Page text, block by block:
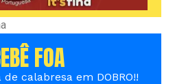
FOA
calabresa em DOBRO!!